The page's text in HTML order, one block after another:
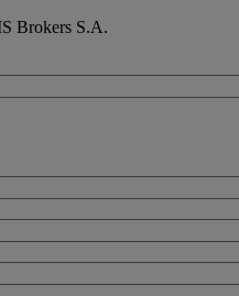
Brokers S.A.